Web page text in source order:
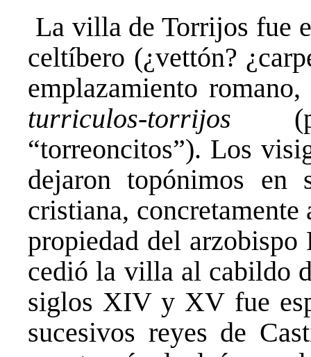
La villa de Torrijos fue
celtíbero (¿vettón?
emplazamiento
turriculos-torrijos
“torreoncitos”). Los
dejaron topónimos en
cristiana,
propiedad del arzobispo
cedió la villa al cabildo
siglos XIV y XV fue
sucesivos reyes de